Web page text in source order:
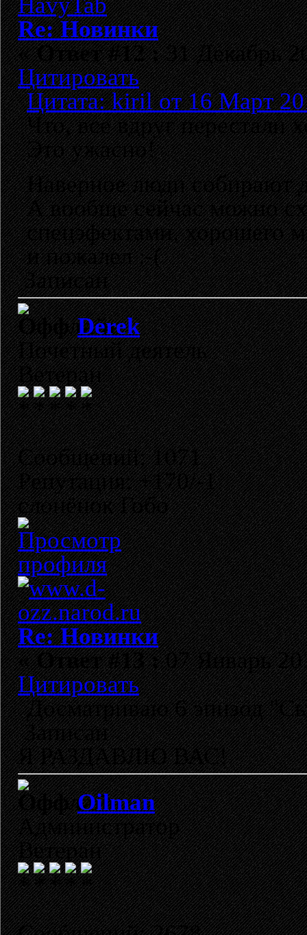
Re: Новинки
«Ответ #12 :31 Декабрь
Цитировать
Цитата: kiril от 16 Март
Что, все вдруг перестали
Это ужасно!
Наверное люди собирают
А вообще сейчас можно
спецэфектами, хорошего
и пожалел :-(
Записан
Derek
Почетный деятель
Ветеран
Сообщений: 1071
Репутация: +170/-1
слонёнок Гобо
Re: Новинки
«Ответ #13 :07 Январь
Цитировать
Досматриваю 6 эпизод
Записан
Я РАЗДАВЛЮ ВАС!
Oilman
Администратор
Ветеран